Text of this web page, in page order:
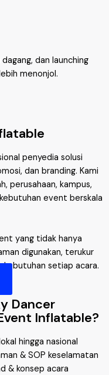
dan launching
menonjol.
penyedia solusi
dan branding. Kami
perusahaan, kampus,
event berskala
yang tidak hanya
digunakan, terukur
kebutuhan setiap acara.
Dancer
Inflatable?
hingga nasional
& SOP keselamatan
& konsep acara